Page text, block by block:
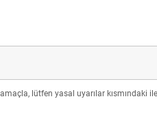
lütfen yasal uyarılar kısmındaki